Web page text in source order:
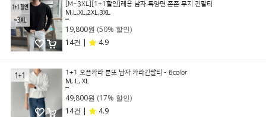
[M~3XL][1+1할인]레용 남자 특양면 쫀쫀 무지 긴팔티
M,L,XL,2XL,3XL
19,800원 (50% 할인)
14건 |
4.9
1+1 오픈카라 분또 남자 카라긴팔티 - 6color
M, L, XL
49,800원 (17% 할인)
14건 |
4.9